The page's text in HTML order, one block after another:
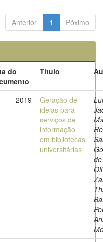
Anterior 1 Póximo
do
Título
2019
Geração de
ideias para
serviços de
informação
em bibliotecas
universitárias
de